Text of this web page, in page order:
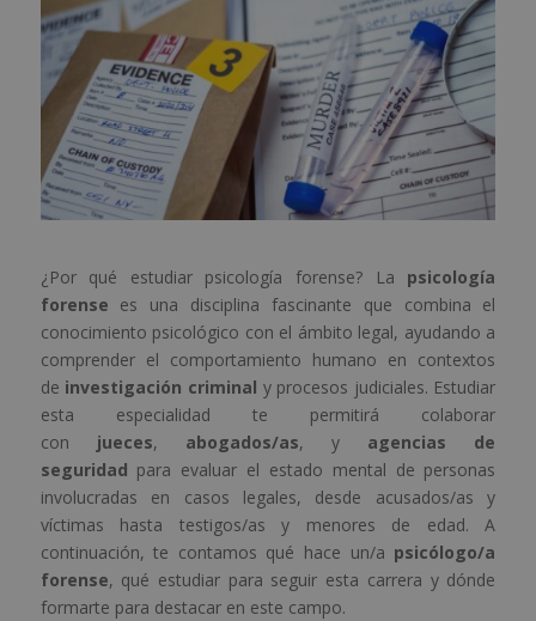
¿Por qué estudiar psicología forense? La psicología
forense es una disciplina fascinante que combina el
conocimiento psicológico con el ámbito legal, ayudando a
comprender el comportamiento humano en contextos
de investigación criminal y procesos judiciales. Estudiar
esta especialidad te permitirá colaborar
con jueces, abogados/as, y agencias de
seguridad para evaluar el estado mental de personas
involucradas en casos legales, desde acusados/as y
víctimas hasta testigos/as y menores de edad. A
continuación, te contamos qué hace un/a psicólogo/a
forense, qué estudiar para seguir esta carrera y dónde
formarte para destacar en este campo.